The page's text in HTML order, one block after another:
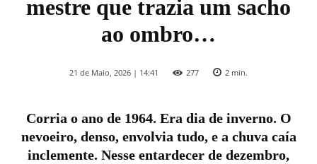
mestre que trazia um sacho
ao ombro…
21 de Maio, 2026 | 14:41 277 2 min.
Corria o ano de 1964. Era dia de inverno. O
nevoeiro, denso, envolvia tudo, e a chuva caía
inclemente. Nesse entardecer de dezembro,